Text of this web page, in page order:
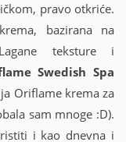
pravo otkriće.
bazirana na
teksture i
Swedish Spa
Oriflame krema za
sam mnoge :D).
i kao dnevna i